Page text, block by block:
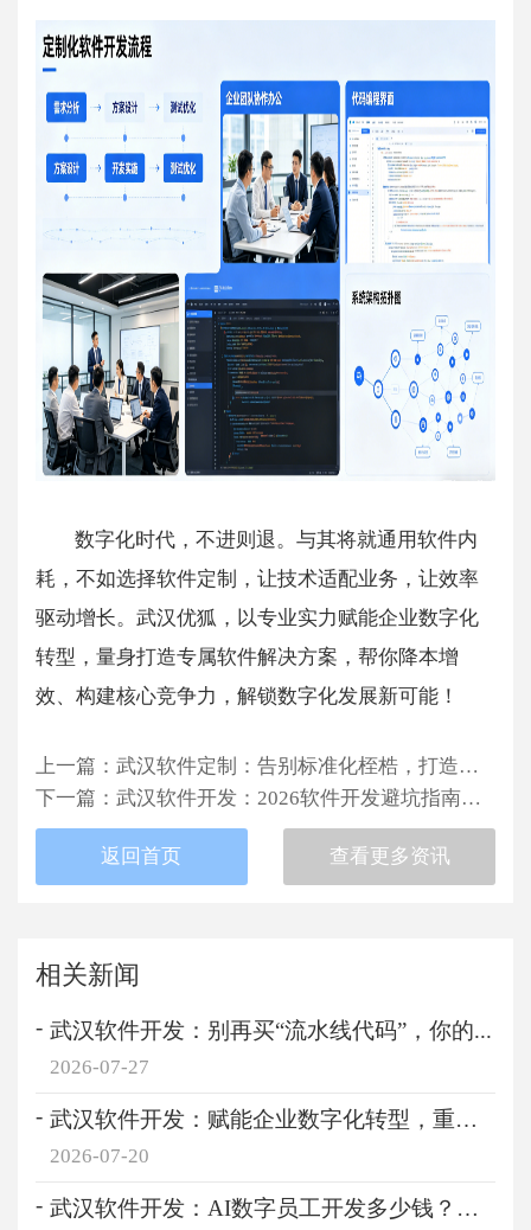
数字化时代，不进则退。与其将就通用软件内
耗，不如选择软件定制，让技术适配业务，让效率
驱动增长。武汉优狐，以专业实力赋能企业数字化
转型，量身打造专属软件解决方案，帮你降本增
效、构建核心竞争力，解锁数字化发展新可能！
上一篇 ： 武汉软件定制：告别标准化桎梏，打造专属业务数字引擎
下一篇 ： 武汉软件开发：2026软件开发避坑指南，企业如何用定制开发破解行业痛点
返回首页 查看更多资讯
相关新闻
武汉软件开发：别再买“流水线代码”，你的...
2026-07-27
武汉软件开发：赋能企业数字化转型，重塑产...
2026-07-20
武汉软件开发：AI数字员工开发多少钱？企业...